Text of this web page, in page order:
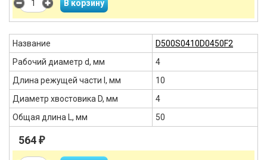
Название
D500S0410D0450F2
Рабочий диаметр d, мм
4
Длина режущей части l, мм
10
Диаметр хвостовика D, мм
4
Общая длина L, мм
50
564 ₽